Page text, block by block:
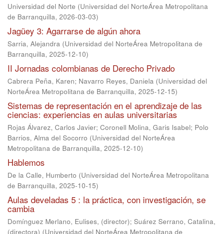
Universidad del Norte (Universidad del NorteÁrea Metropolitana
de Barranquilla, 2026-03-03)
Jagüey 3: Agarrarse de algún ahora
Sarria, Alejandra (Universidad del NorteÁrea Metropolitana de
Barranquilla, 2025-12-10)
II Jornadas colombianas de Derecho Privado
Cabrera Peña, Karen; Navarro Reyes, Daniela (Universidad del
NorteÁrea Metropolitana de Barranquilla, 2025-12-15)
Sistemas de representación en el aprendizaje de las
ciencias: experiencias en aulas universitarias
Rojas Álvarez, Carlos Javier; Coronell Molina, Garis Isabel; Polo
Barrios, Alma del Socorro (Universidad del NorteÁrea
Metropolitana de Barranquilla, 2025-12-10)
Hablemos
De la Calle, Humberto (Universidad del NorteÁrea Metropolitana
de Barranquilla, 2025-10-15)
Aulas develadas 5 : la práctica, con investigación, se
cambia
Domínguez Merlano, Eulises, (director); Suárez Serrano, Catalina,
(directora) (Universidad del NorteÁrea Metropolitana de